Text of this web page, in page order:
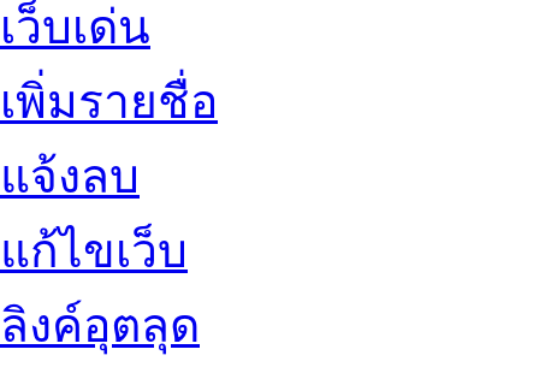
เว็บเด่น
เพิ่มรายชื่อ
แจ้งลบ
แก้ไขเว็บ
ลิงค์อุตลุด